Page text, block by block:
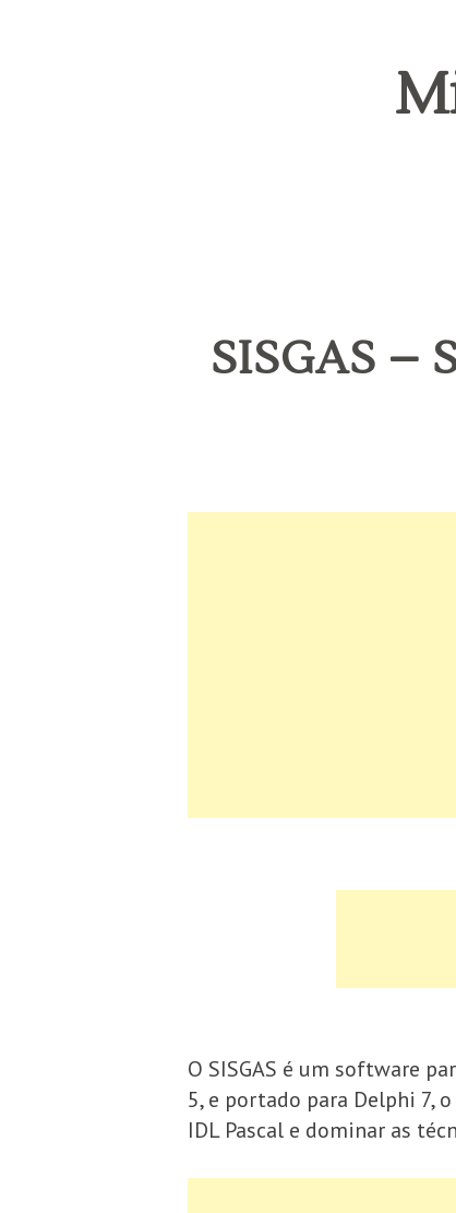
SISGAS –
O SISGAS é um software
5, e portado para Delphi 7,
IDL Pascal e dominar as